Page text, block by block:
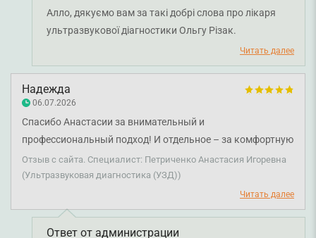
Алло, дякуємо вам за такі добрі слова про лікаря
ультразвукової діагностики Ольгу Різак.
Надзвичайно цінно, що професійність, уважність і
вміння лікаря доступно пояснити результати
обстеження допомогли вам отримати приємний
досвід від візиту. Бажаємо вам міцного здоров'я!
Читать далее
Надежда
06.07.2026
Спасибо Анастасии за внимательный и
профессиональный подход! И отдельное – за комфортную
обстановку на приеме. Осталась очень довольной и
обязательно буду обращаться к вам на плановый осмотр.
Отзыв с сайта. Специалист: Петриченко Анастасия Игоревна
(Ультразвуковая диагностика (УЗД))
Читать далее
Ответ от администрации